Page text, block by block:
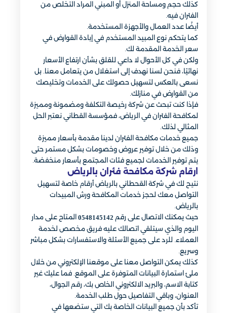
كذلك حجم ومساحة المنزل أو المبني المراد التخلص من
الفئران فيه.
أيضًا عدد العمال والأجهزة المستخدمة.
كما يتحكم نوع المبيد المستخدم في إبادة القوارض في
سعر الخدمة المقدمة لك.
ولكن في كل الأحوال لا داعي للقلق بشأن ارتفاع الأسعار
نهائيًا، فنحن لسنا نهدف إلى استغلال من يتعامل معنا. بل
نسعى بالعكس لتسهيل حصولك على الخدمات وتخليصك
من القوارض في منازلك.
فإذا كنت تبحث عن شركة رخيصة التكلفة ومضمونة ومميزة
لمكافحة الفئران في الرياض، فمؤسسة القطاني نعتبر الحل
المثالي لذلك.
جميع خدمات مكافحة الفئران لدينا مقدمة بأسعار مميزة
وذلك من خلال توفير عروض وخصومات بشكل مستمر حتى
يتم توفير الخدمات لجميع فئات المجتمع بأسعار منخفضة.
ارقام شركة مكافحة فئران بالرياض
نتيح لك في شركة القحطاني بالرياض أرقام خاصة لتسهيل
التواصل معك لحجز خدمات المكافحة ورش المبيدات
بالرياض.
حيث يمكنك الاتصال على رقم 0548145142 المتاح على مدار
اليوم والذي سيتلقي اتصالك عليه فريق مخصص لخدمة
العملاء. للرد على جميع الأسئلة والاستفسارات بشكل مباشر
وسريع.
كذلك يمكن التواصل معنا على موقعنا الإلكتروني من خلال
ملئ استمارة البيانات المتوفرة على الموقع. فما عليك غير
كتابة الاسم، والبريد الالكتروني الخاص بك، رقم الجوال،
العنوان، وباقي التفاصيل حول طلب الخدمة.
تأكد بأن جميع البيانات الخاصة بك التي ستضعها في